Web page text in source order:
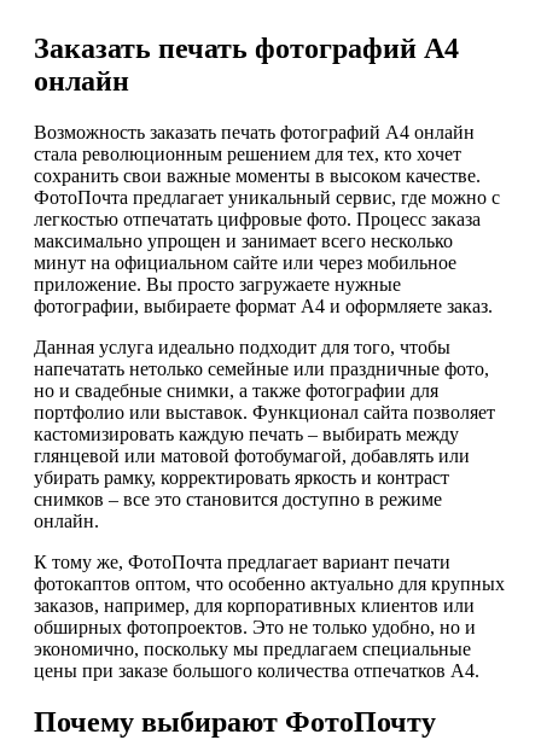
Заказать печать фотографий А4
онлайн
Возможность заказать печать фотографий А4 онлайн
стала революционным решением для тех, кто хочет
сохранить свои важные моменты в высоком качестве.
ФотоПочта предлагает уникальный сервис, где можно с
легкостью отпечатать цифровые фото. Процесс заказа
максимально упрощен и занимает всего несколько
минут на официальном сайте или через мобильное
приложение. Вы просто загружаете нужные
фотографии, выбираете формат А4 и оформляете заказ.
Данная услуга идеально подходит для того, чтобы
напечатать нетолько семейные или праздничные фото,
но и свадебные снимки, а также фотографии для
портфолио или выставок. Функционал сайта позволяет
кастомизировать каждую печать – выбирать между
глянцевой или матовой фотобумагой, добавлять или
убирать рамку, корректировать яркость и контраст
снимков – все это становится доступно в режиме
онлайн.
К тому же, ФотоПочта предлагает вариант печати
фотокаптов оптом, что особенно актуально для крупных
заказов, например, для корпоративных клиентов или
обширных фотопроектов. Это не только удобно, но и
экономично, поскольку мы предлагаем специальные
цены при заказе большого количества отпечатков А4.
Почему выбирают ФотоПочту